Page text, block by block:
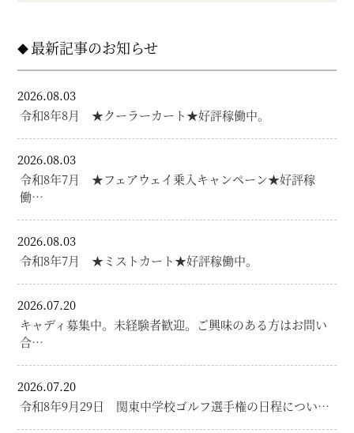
最新記事のお知らせ
2026.08.03
令和8年8月 ★クーラーカート★好評稼働中。
2026.08.03
令和8年7月 ★フェアウェイ乗入キャンペーン★好評稼
働…
2026.08.03
令和8年7月 ★ミストカート★好評稼働中。
2026.07.20
キャディ募集中。未経験者歓迎。ご興味のある方はお問い
合…
2026.07.20
令和8年9月29日 関東中学校ゴルフ選手権の日程につい…